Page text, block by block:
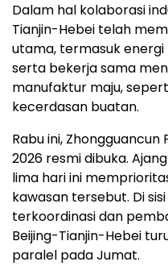
Dalam hal kolaborasi
Tianjin-Hebei telah
utama, termasuk
serta bekerja sama
manufaktur maju,
kecerdasan buatan.
Rabu ini,
2026 resmi dibuka.
lima hari ini
kawasan tersebut. Di
terkoordinasi dan
Beijing-Tianjin-Hebei
paralel pada Jumat.